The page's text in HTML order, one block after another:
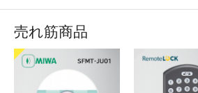
売れ筋商品